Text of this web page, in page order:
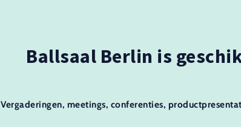
Ballsaal Berlin is
Vergaderingen, meetings, conferenties,